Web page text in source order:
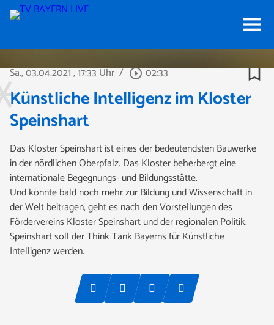
menu
Sa., 03.04.2021, 17:33 Uhr / play_circle_outline02:33 bookmark_border
Künstliche Intelligenz im Kloster
Speinshart
Das Kloster Speinshart ist eines der bedeutendsten Bauwerke
in der nördlichen Oberpfalz. Das Kloster beherbergt eine
internationale Begegnungs- und Bildungsstätte.
Und könnte bald noch mehr zur Bildung und Wissenschaft in
der Welt beitragen, geht es nach den Vorstellungen des
Fördervereins Kloster Speinshart und der regionalen Politik.
Speinshart soll der Think Tank Bayerns für Künstliche
Intelligenz werden.